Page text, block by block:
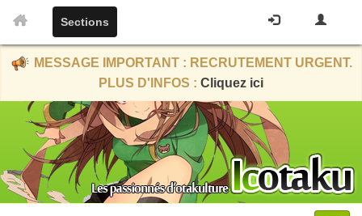
Sections
MESSAGE IMPORTANT : RECRUTEMENT URGENT.
PLUS D'INFOS : Cliquez ici